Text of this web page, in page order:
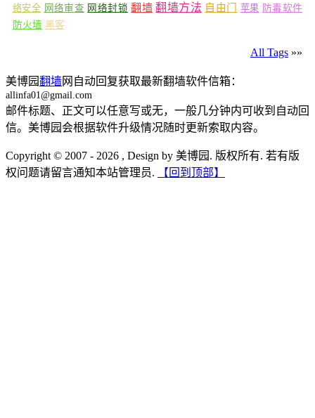
络安全 网络审查 网络封锁 翻墙 翻墙方法 自由门 苹果 防毒软件
防火墙 黑客
All Tags »»
美博园翻墙网自动回复获取最新翻墙软件信箱：
allinfa01@gmail.com
邮件标题、正文可以任意写或无，一般几分钟内可收到自动回
信。美博园会根据软件升级情况随时更新索取内容。
Copyright © 2007 - 2026 , Design by 美博园. 版权所有. 若有版
权问题请留言通知本站管理员.
【回到顶部】